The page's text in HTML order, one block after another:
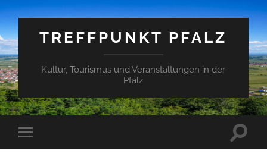
TREFFPUNKT PFALZ
Kultur, Tourismus und Veranstaltungen in der
Pfalz
Mobile-
Menü